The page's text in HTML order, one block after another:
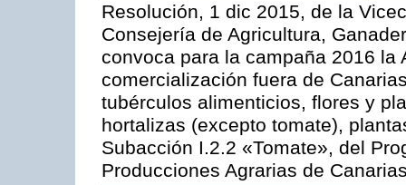
Resolución, 1 dic 2015, de la
Consejería de Agricultura,
convoca para la campaña 2016 la
comercialización fuera de
tubérculos alimenticios, flores y
hortalizas (excepto tomate),
Subacción I.2.2 «Tomate», del
Producciones Agrarias de